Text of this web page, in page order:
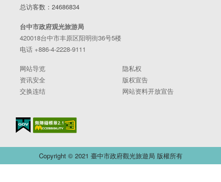
总访客数：24686834
台中市政府观光旅游局
420018台中市丰原区阳明街36号5楼
电话 +886-4-2228-9111
网站导览
隐私权
资讯安全
版权宣告
交换连结
网站资料开放宣告
Copyright © 2021 臺中市政府觀光旅遊局 版權所有